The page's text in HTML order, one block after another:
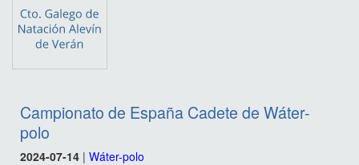
Campionato de España Cadete de Wáter-
polo
2024-07-14 | Wáter-polo